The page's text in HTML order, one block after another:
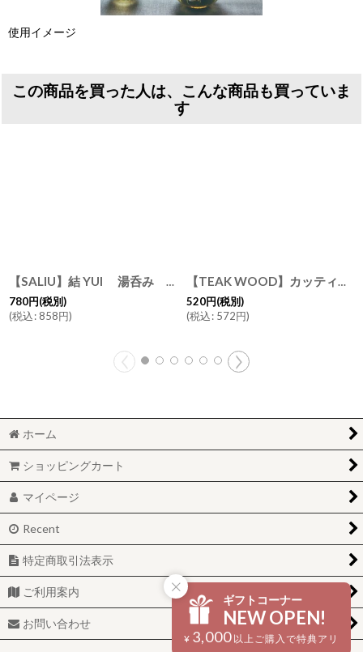
使用イメージ
この商品を買った人は、こんな商品も買っていま
す
【SALIU】結 YUI 湯呑み 湯飲み カップ コップ 美濃焼 日本製
780円(税別)
(税込: 858円)
【TEAK WOOD】カッティングボード 12ｃｍ チーク SC-01
520円(税別)
(税込: 572円)
ホーム
ショッピングカート
マイページ
Recent
特定商取引法表示
ご利用案内
お問い合わせ
ギフトコーナー
NEW OPEN!
¥ 3,000 以上ご購入で特典アリ